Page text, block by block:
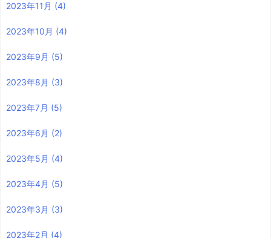
2023年11月 (4)
2023年10月 (4)
2023年9月 (5)
2023年8月 (3)
2023年7月 (5)
2023年6月 (2)
2023年5月 (4)
2023年4月 (5)
2023年3月 (3)
2023年2月 (4)